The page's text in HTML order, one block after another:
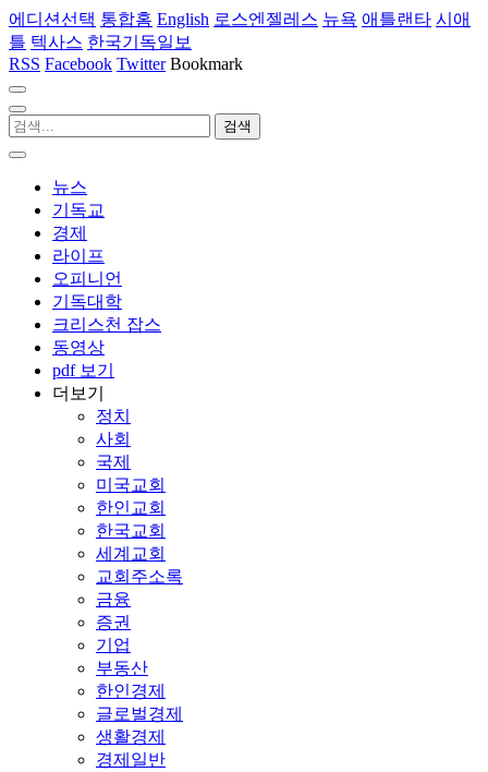
에디션선택 통합홈 English 로스엔젤레스 뉴욕 애틀랜타 시애
틀 텍사스 한국기독일보
RSS Facebook Twitter Bookmark
뉴스
기독교
경제
라이프
오피니언
기독대학
크리스천 잡스
동영상
pdf 보기
더보기
정치
사회
국제
미국교회
한인교회
한국교회
세계교회
교회주소록
금융
증권
기업
부동산
한인경제
글로벌경제
생활경제
경제일반